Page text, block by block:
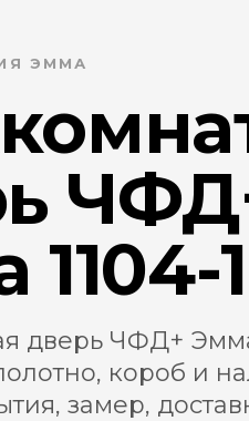
ЭММА
1
дверь ЧФД+ Эмма
короб и
замер,